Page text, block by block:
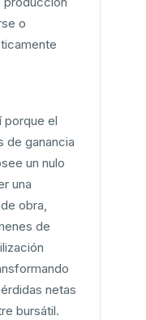
o
porque el
de ganancia
un nulo
una
obra,
de
netas
bursátil.